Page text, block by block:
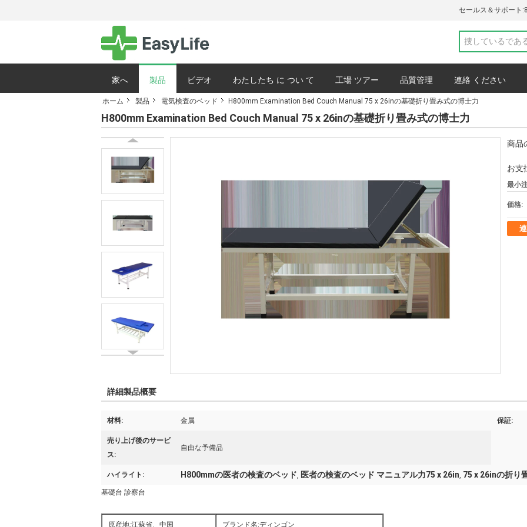
セールス＆サポート:
家へ 製品 ビデオ わたしたち に つい て 工場 ツアー 品質管理 連絡 ください
サイトマップ プライバシーポリシー 事件
ホーム 製品 電気検査のベッド H800mm Examination Bed Couch Manual 75 x 26inの基礎折り畳み式の博士力
H800mm Examination Bed Couch Manual 75 x 26inの基礎折り畳み式の博士力
商品
お支
最小
価格:
詳細製品概要
材料: 金属 保証:
売り上げ後のサービ
ス:
自由な予備品
ハイライト: H800mmの医者の検査のベッド, 医者の検査のベッド マニュアル力75 x 26in, 75 x 26inの折り
基礎台 診察台
原産地:江蘇省、中国 ブランド名:ディンゴン